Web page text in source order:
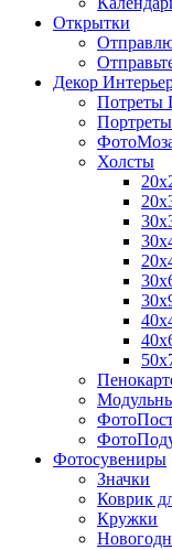
Открытки
Декор
Потреты
Холсты
Фотоcувениры
Значки
Коврик
Кружки